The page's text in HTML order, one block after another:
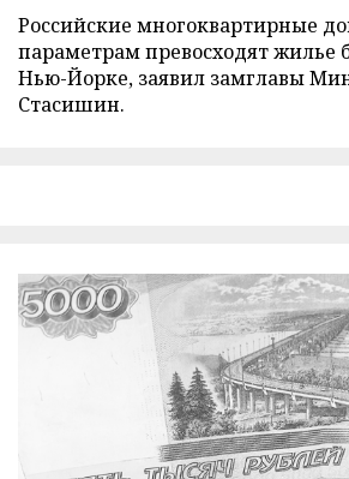
Российские многоквартирные
параметрам превосходят жилье
Нью-Йорке, заявил замглавы
Стасишин.